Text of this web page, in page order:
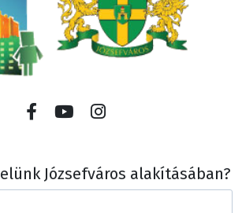
Józsefváros alakításában?